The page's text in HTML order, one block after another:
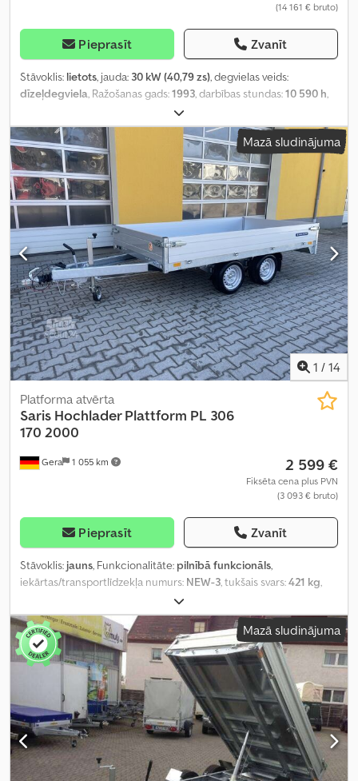
(14 161 € bruto)
Pieprasīt Zvanīt
Stāvoklis: lietots, jauda: 30 kW (40,79 zs), degvielas veids:
dīzeļdegviela, Ražošanas gads:1993, darbības stundas:10 590 h,
Mazā sludinājuma
1 / 14
Gera 1 055 km
Platforma atvērta
Saris Hochlader Plattform PL 306
170 2000
2 599 €
Fiksēta cena plus PVN
(3 093 € bruto)
Pieprasīt Zvanīt
Stāvoklis: jauns, Funkcionalitāte: pilnībā funkcionāls,
iekārtas/transportlīdzekļa numurs: NEW-3, tukšais svars:421 kg,
, kopējais svars:
konfigurācija:2 asis, krautuves garums:3 060 mm, iekraušanas
vietas platums:1 700 mm, iekraušanas telpas augstums:300 mm,
maksimālais ātrums:100 km/h, piekabes bremze:bremzēta
piekabe, Ražošanas gads: 2026 ,
Mazā sludinājuma